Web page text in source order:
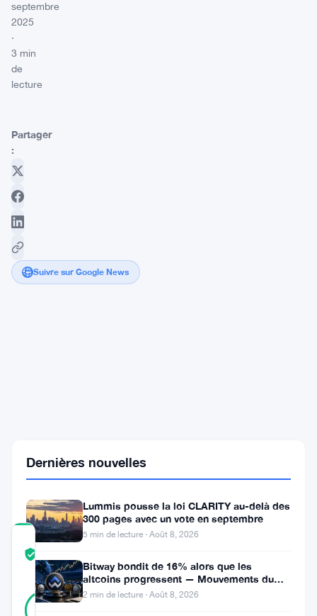
septembre
2025
·
3 min
de
lecture
Partager
:
Suivre sur Google News
d'un
COMMUNITY
SCORE
91
Vérifié
11
Dernières nouvelles
Lummis pousse la loi CLARITY au-delà des
300 pages avec un vote en septembre
5 min de lecture · Août 8, 2026
Bitway bondit de 16% alors que les
altcoins progressent — Mouvements du
jour 8 août
2 min de lecture · Août 8, 2026